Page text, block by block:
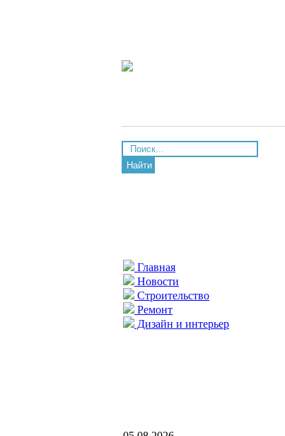
Найти
Главная
Новости
Строительство
Ремонт
Дизайн и интерьер